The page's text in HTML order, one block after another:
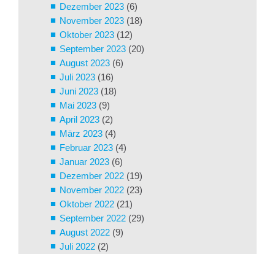
Dezember 2023 (6)
November 2023 (18)
Oktober 2023 (12)
September 2023 (20)
August 2023 (6)
Juli 2023 (16)
Juni 2023 (18)
Mai 2023 (9)
April 2023 (2)
März 2023 (4)
Februar 2023 (4)
Januar 2023 (6)
Dezember 2022 (19)
November 2022 (23)
Oktober 2022 (21)
September 2022 (29)
August 2022 (9)
Juli 2022 (2)